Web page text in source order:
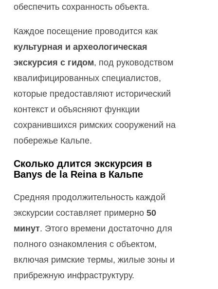
обеспечить сохранность объекта.
Каждое посещение проводится как
культурная и археологическая
экскурсия с гидом, под руководством
квалифицированных специалистов,
которые предоставляют исторический
контекст и объясняют функции
сохранившихся римских сооружений на
побережье Кальпе.
Сколько длится экскурсия в
Banys de la Reina в Кальпе
Средняя продолжительность каждой
экскурсии составляет примерно 50
минут. Этого времени достаточно для
полного ознакомления с объектом,
включая римские термы, жилые зоны и
прибрежную инфраструктуру.